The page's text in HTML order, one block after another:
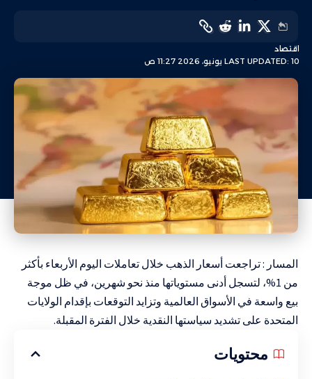
LAST UPDATED: 10 يونيو، 2026 11:27 ص
اقتصاد
المسار : تراجعت أسعار الذهب خلال تعاملات اليوم الأربعاء بأكثر
من 1%، لتسجل أدنى مستوياتها منذ نحو شهرين، في ظل موجة
بيع واسعة في الأسواق العالمية وتزايد التوقعات بإقدام الولايات
المتحدة على تشديد سياستها النقدية خلال الفترة المقبلة.
محتويات